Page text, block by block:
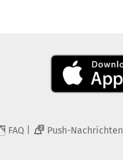
FAQ 2 Push-Nachrichten